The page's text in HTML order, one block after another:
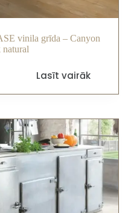
vinila grīda – Canyon
natural
Lasīt vairāk